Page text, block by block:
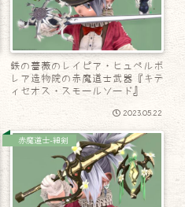
鉄の薔薇のレイピア・ヒュペルボ
レア造物院の赤魔道士武器『キテ
ィセオス・スモールソード』
2023.05.22
赤魔道士-細剣